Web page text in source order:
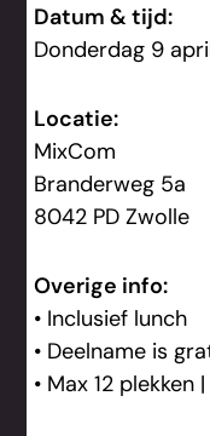
Datum & tijd:
Donderdag 9
Locatie:
MixCom
Branderweg 5a
8042 PD Zwolle
Overige info:
• Inclusief lunch
• Deelname is
• Max 12 plekken